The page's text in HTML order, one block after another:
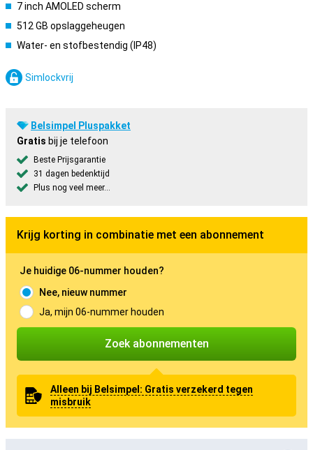
7 inch AMOLED scherm
512 GB opslaggeheugen
Water- en stofbestendig (IP48)
Simlockvrij
Belsimpel Pluspakket
Gratis bij je telefoon
Beste Prijsgarantie
31 dagen bedenktijd
Plus nog veel meer...
Krijg korting in combinatie met een abonnement
Je huidige 06-nummer houden?
Nee, nieuw nummer
Ja, mijn 06-nummer houden
Zoek abonnementen
Alleen bij Belsimpel: Gratis verzekerd tegen
misbruik